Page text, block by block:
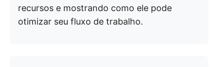
recursos e mostrando como ele pode
otimizar seu fluxo de trabalho.